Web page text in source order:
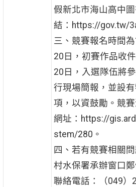
假新北市海山高中
結：https://gov.tw/
三、競賽報名時間
20日，初賽作品收
20日，入選隊伍將
行現場簡報，並設
項，以資鼓勵。競
網址：https://
stem/280。
四、若有競賽相關
村水保署承辦窗口
聯絡電話：（049）